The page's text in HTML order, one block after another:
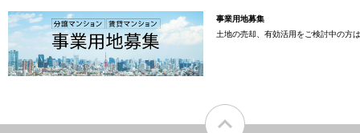
事業用地募集
土地の売却、有効活用をご検討中の方